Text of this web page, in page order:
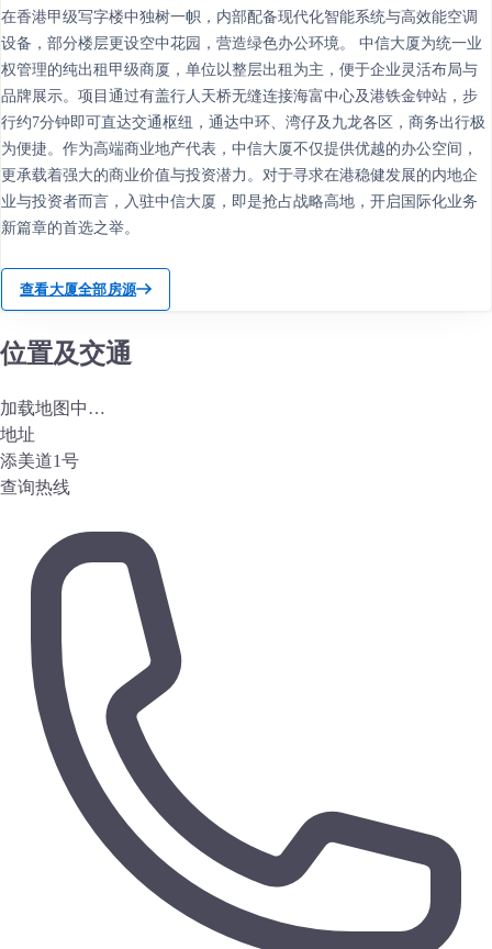
在香港甲级写字楼中独树一帜，内部配备现代化智能系统与高效能空调
设备，部分楼层更设空中花园，营造绿色办公环境。 中信大厦为统一业
权管理的纯出租甲级商厦，单位以整层出租为主，便于企业灵活布局与
品牌展示。项目通过有盖行人天桥无缝连接海富中心及港铁金钟站，步
行约7分钟即可直达交通枢纽，通达中环、湾仔及九龙各区，商务出行极
为便捷。作为高端商业地产代表，中信大厦不仅提供优越的办公空间，
更承载着强大的商业价值与投资潜力。对于寻求在港稳健发展的内地企
业与投资者而言，入驻中信大厦，即是抢占战略高地，开启国际化业务
新篇章的首选之举。
查看大厦全部房源
位置及交通
加载地图中…
地址
添美道1号
查询热线